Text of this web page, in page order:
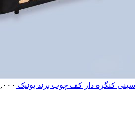
سینی کنگره دار کف چوب برند یونیک